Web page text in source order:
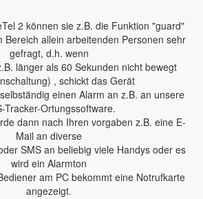
2 können sie z.B. die Funktion "guard"
Bereich allein arbeitenden Personen sehr
gefragt, d.h. wenn
länger als 60 Sekunden nicht bewegt
, schickt das Gerät
einen Alarm an z.B. an unsere
Tracker-Ortungssoftware.
dann nach Ihren vorgaben z.B. eine E-
Mail an diverse
SMS an beliebig viele Handys oder es
wird ein Alarmton
am PC bekommt eine Notrufkarte
angezeigt.